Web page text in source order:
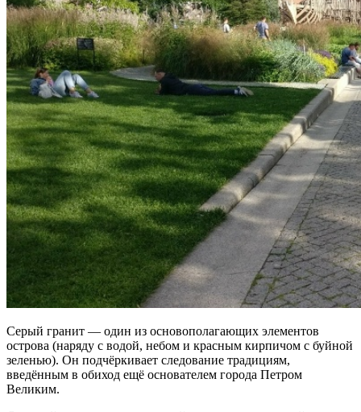
Серый гранит — один из основополагающих элементов
острова (наряду с водой, небом и красным кирпичом с буйной
зеленью). Он подчёркивает следование традициям,
введённым в обиход ещё основателем города Петром
Великим.